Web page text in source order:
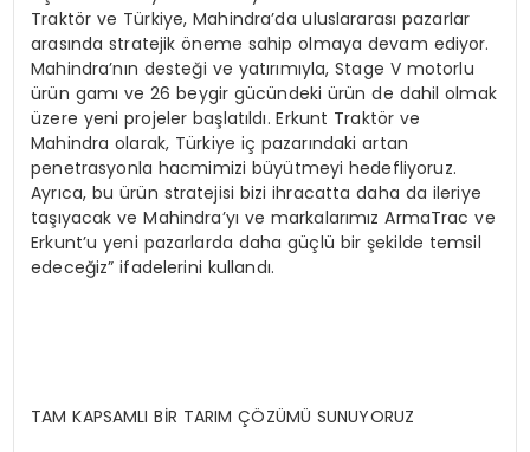
Traktör ve Türkiye, Mahindra’da uluslararası pazarlar
arasında stratejik öneme sahip olmaya devam ediyor.
Mahindra’nın desteği ve yatırımıyla, Stage V motorlu
ürün gamı ve 26 beygir gücündeki ürün de dahil olmak
üzere yeni projeler başlatıldı. Erkunt Traktör ve
Mahindra olarak, Türkiye iç pazarındaki artan
penetrasyonla hacmimizi büyütmeyi hedefliyoruz.
Ayrıca, bu ürün stratejisi bizi ihracatta daha da ileriye
taşıyacak ve Mahindra’yı ve markalarımız ArmaTrac ve
Erkunt’u yeni pazarlarda daha güçlü bir şekilde temsil
edeceğiz” ifadelerini kullandı.
TAM KAPSAMLI BİR TARIM ÇÖZÜMÜ SUNUYORUZ